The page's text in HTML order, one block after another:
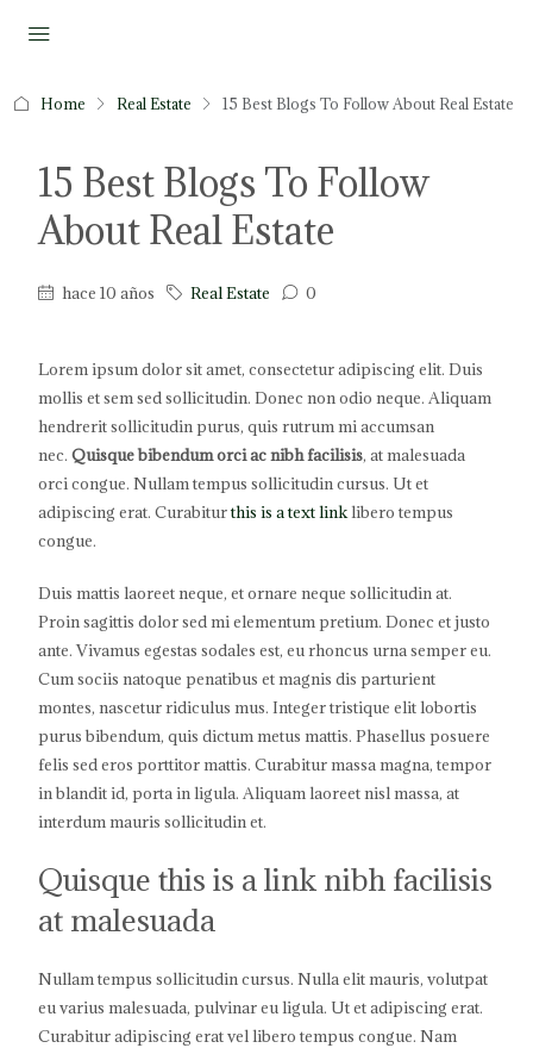
Home Real Estate 15 Best Blogs To Follow About Real Estate
15 Best Blogs To Follow
About Real Estate
hace 10 años Real Estate 0
Lorem ipsum dolor sit amet, consectetur adipiscing elit. Duis
mollis et sem sed sollicitudin. Donec non odio neque. Aliquam
hendrerit sollicitudin purus, quis rutrum mi accumsan
nec. Quisque bibendum orci ac nibh facilisis, at malesuada
orci congue. Nullam tempus sollicitudin cursus. Ut et
adipiscing erat. Curabiturthis is a text linklibero tempus
congue.
Duis mattis laoreet neque, et ornare neque sollicitudin at.
Proin sagittis dolor sed mi elementum pretium. Donec et justo
ante. Vivamus egestas sodales est, eu rhoncus urna semper eu.
Cum sociis natoque penatibus et magnis dis parturient
montes, nascetur ridiculus mus. Integer tristique elit lobortis
purus bibendum, quis dictum metus mattis. Phasellus posuere
felis sed eros porttitor mattis. Curabitur massa magna, tempor
in blandit id, porta in ligula. Aliquam laoreet nisl massa, at
interdum mauris sollicitudin et.
Quisque this is a link nibh facilisis
at malesuada
Nullam tempus sollicitudin cursus. Nulla elit mauris, volutpat
eu varius malesuada, pulvinar eu ligula. Ut et adipiscing erat.
Curabitur adipiscing erat vel libero tempus congue. Nam